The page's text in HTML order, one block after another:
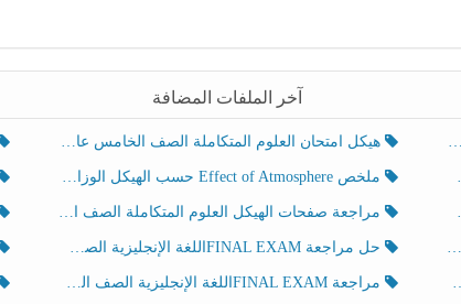
آخر الملفات المضافة
هيكل امتحان العلوم المتكاملة الصف الخامس عام الفصل الدراسي الثالث 2025-2026
ملخص Effect of Atmosphere حسب الهيكل الوزاري العلوم المتكاملة الصف الخامس انسبير الفصل الثالث
مراجعة صفحات الهيكل العلوم المتكاملة الصف الخامس انسبير الفصل الثالث
حل مراجعة FINAL EXAMاللغة الإنجليزية الصف الخامس الفصل الثالث
مراجعة FINAL EXAMاللغة الإنجليزية الصف الخامس الفصل الثالث